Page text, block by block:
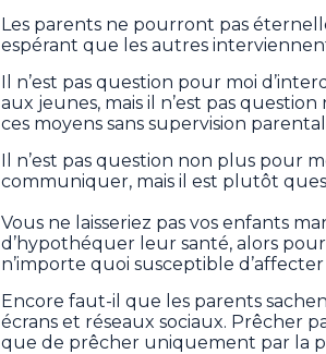
Les parents ne pourront pas
espérant que les autres
Il n’est pas question pour moi
aux jeunes, mais il n’est pas
ces moyens sans supervision
Il n’est pas question non plus pour
communiquer, mais il est plutôt
Vous ne laisseriez pas vos enfants
d’hypothéquer leur santé, alors
n’importe quoi susceptible
Encore faut-il que les parents
écrans et réseaux sociaux. Prêcher
que de prêcher uniquement par la